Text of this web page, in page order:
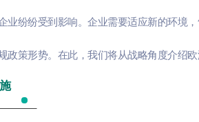
纷纷受到影响。企业需要适应新的环境
策形势。在此，我们将从战略角度介绍